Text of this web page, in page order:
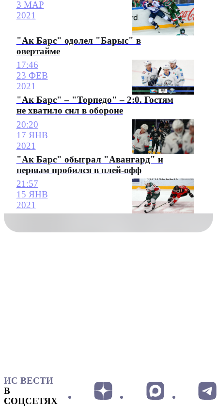
3 МАР
2021
"Ак Барс" одолел "Барыс" в
овертайме
17:46
23 ФЕВ
2021
"Ак Барс" – "Торпедо" – 2:0. Гостям
не хватило сил в обороне
20:20
17 ЯНВ
2021
"Ак Барс" обыграл "Авангард" и
первым пробился в плей-офф
21:57
15 ЯНВ
2021
ИС ВЕСТИ
В
СОЦСЕТЯХ